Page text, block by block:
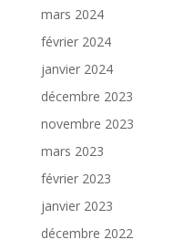
mars 2024
février 2024
janvier 2024
décembre 2023
novembre 2023
mars 2023
février 2023
janvier 2023
décembre 2022